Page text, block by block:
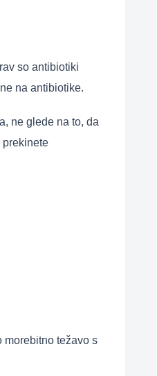
so antibiotiki
na antibiotike.
ne glede na to, da
morebitno težavo s